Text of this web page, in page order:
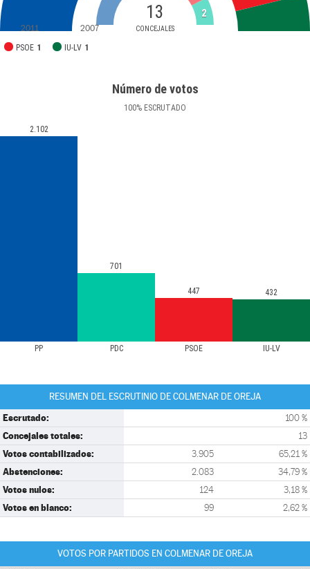
13
CONCEJALES
PSOE 1 IU-LV 1
2
2011 2007
Número de votos
100% ESCRUTADO
PP PDC PSOE IU-LV
2.102
701
447 432
RESUMEN DEL ESCRUTINIO DE COLMENAR DE OREJA
Escrutado: 100 %
Concejales totales: 13
Votos contabilizados: 3.905 65,21 %
Abstenciones: 2.083 34,79 %
Votos nulos: 124 3,18 %
Votos en blanco: 99 2,62 %
VOTOS POR PARTIDOS EN COLMENAR DE OREJA